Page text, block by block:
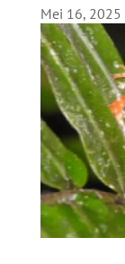
Mei 16, 2025